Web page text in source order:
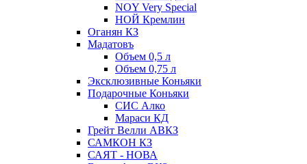
NOY Very Speсial
НОЙ Кремлин
Оганян КЗ
Мадатовъ
Объем 0,5 л
Объем 0,75 л
Эксклюзивные Коньяки
Подарочные Коньяки
СИС Алко
Мараси КД
Грейт Велли АВКЗ
САМКОН КЗ
САЯТ - НОВА